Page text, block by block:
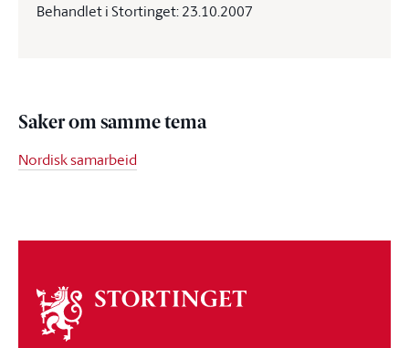
Behandlet i Stortinget: 23.10.2007
Saker om samme tema
Nordisk samarbeid
Om
stortinget